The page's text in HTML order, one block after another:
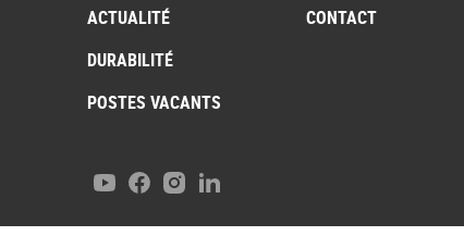
ACTUALITÉ
DURABILITÉ
POSTES VACANTS
CONTACT
YoutubeFacebook
Instagram
LinkedIn